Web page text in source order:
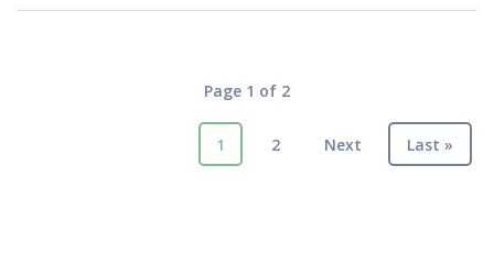
Page 1 of 2
1 2 Next Last »